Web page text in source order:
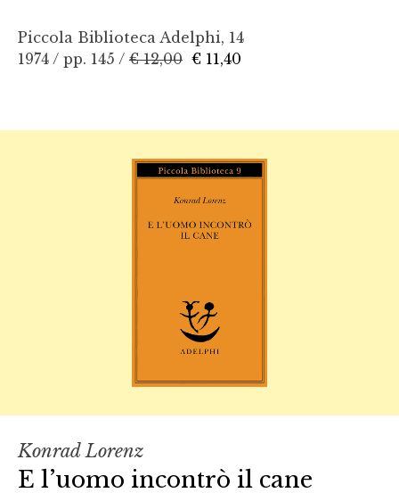
Piccola Biblioteca Adelphi, 14
1974 / pp. 145 / € 12,00 € 11,40
Konrad Lorenz
E l’uomo incontrò il cane